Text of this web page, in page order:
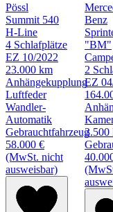
Pössl
Summit 540
H-Line
4 Schlafplätze
EZ 10/2022
23.000 km
Anhängekupplung
Luftfeder
Wandler-
Automatik
Gebrauchtfahrzeug
58.000 €
(MwSt. nicht
ausweisbar)
Benz
"BM"
2
EZ
3.500